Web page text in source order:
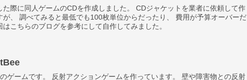
た際に同人ゲームのCDを作成しました。 CDジャケットを業者に依頼して作
が、 調べてみると最低でも100枚単位からだったり、 費用が予算オーバーだ
こちらのブログを参考にして自作してみました。
を作っています。 壁や障害物との反射